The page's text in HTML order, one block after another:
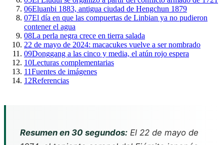
06Eluanbi 1883, antigua ciudad de Hengchun 1879
07El día en que las compuertas de Linbian ya no pudieron
contener el agua
08La perla negra crece en tierra salada
22 de mayo de 2024: macacukes vuelve a ser nombrado
09Donggang a las cinco y media, el atún rojo espera
10Lecturas complementarias
11Fuentes de imágenes
12Referencias
Resumen en 30 segundos: El 22 de mayo de